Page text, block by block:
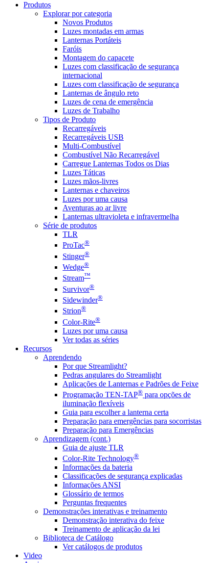
Produtos
Explorar por categoria
Novos Produtos
Luzes montadas em armas
Lanternas Portáteis
Faróis
Montagem do capacete
Luzes com classificação de segurança
internacional
Luzes com classificação de segurança
Lanternas de ângulo reto
Luzes de cena de emergência
Luzes de Trabalho
Tipos de Produto
Recarregáveis
Recarregáveis USB
Multi-Combustível
Combustível Não Recarregável
Carregue Lanternas Todos os Dias
Luzes Táticas
Luzes mãos-livres
Lanternas e chaveiros
Luzes por uma causa
Aventuras ao ar livre
Lanternas ultravioleta e infravermelha
Série de produtos
TLR
ProTac®
Stinger®
Wedge®
Stream™
Survivor®
Sidewinder®
Strion®
Color-Rite®
Luzes por uma causa
Ver todas as séries
Recursos
Aprendendo
Por que Streamlight?
Pedras angulares do Streamlight
Aplicações de Lanternas e Padrões de Feixe
Programação TEN-TAP® para opções de
iluminação flexíveis
Guia para escolher a lanterna certa
Preparação para emergências para socorristas
Preparação para Emergências
Aprendizagem (cont.)
Guia de ajuste TLR
Color-Rite Technology®
Informações da bateria
Classificações de segurança explicadas
Informações ANSI
Glossário de termos
Perguntas frequentes
Demonstrações interativas e treinamento
Demonstração interativa do feixe
Treinamento de aplicação da lei
Biblioteca de Catálogo
Ver catálogos de produtos
Video